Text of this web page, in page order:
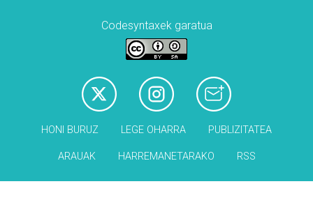
Codesyntaxek garatua
HONI BURUZ LEGE OHARRA PUBLIZITATEA
ARAUAK HARREMANETARAKO RSS